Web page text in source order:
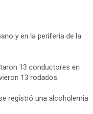
y en la periferia de la
13 conductores en
13 rodados.
registró una alcoholemia